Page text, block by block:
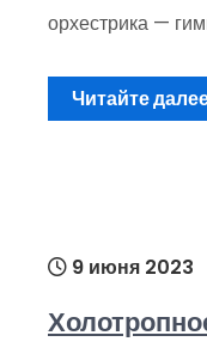
орхестрика —
Читайте
9 июня 2023